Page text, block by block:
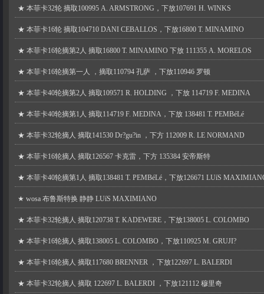
★ 本菲卡32轮 摘取100995 A. ARMSTRONG，下放107691 H. WINKS
★ 本菲卡16轮 摘取104710 DANI CEBALLOS，下放16800 T. MINAMINO
★ 本菲卡16轮摘第2人 摘取16800 T. MINAMINO 下放 111355 A. MORELOS
★ 本菲卡16轮摘第一人 ，摘取110794 孔萨 ，下放110946 罗顿
★ 本菲卡40轮摘第2人 摘取109571 R. HOLDING ，下放 114719 F. MEDINA
★ 本菲卡40轮摘第1人 摘取114719 F. MEDINA，下放 138481 T. PEMBéLé
★ 本菲卡32轮摘人 摘取141530 Dr?gu?in ，下方 112009 R. LE NORMAND
★ 本菲卡16轮摘人 摘取126567 卡克雷，下方 135384 安帝斯特
★ 本菲卡40轮摘第1人 摘取138481 T. PEMBéLé，下放126671 LUíS
★ wosa 布鲁斯特换 静静 LUíS MAXIMIANO
★ 本菲卡32轮摘人 摘取120738 T. KADEWERE，下放138005 L. COLOMBO
★ 本菲卡16轮摘人 摘取138005 L. COLOMBO，下放110925 M. GRUJI?
★ 本菲卡16轮摘人 摘取117680 BRENNER ，下放122697 L. BALERDI
★ 本菲卡32轮摘人 摘取 122697 L. BALERDI ，下放121112 穆里奇